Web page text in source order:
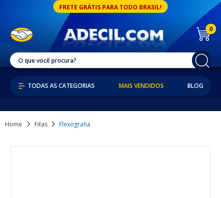
FRETE GRÁTIS PARA TODO BRASIL!
0
MAIS VENDIDOS BLOG
Home Fitas Flexografia